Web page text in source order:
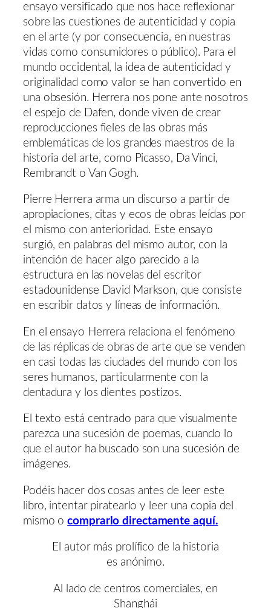
ensayo versificado que nos hace reflexionar
sobre las cuestiones de autenticidad y copia
en el arte (y por consecuencia, en nuestras
vidas como consumidores o público). Para el
mundo occidental, la idea de autenticidad y
originalidad como valor se han convertido en
una obsesión. Herrera nos pone ante nosotros
el espejo de Dafen, donde viven de crear
reproducciones fieles de las obras más
emblemáticas de los grandes maestros de la
historia del arte, como Picasso, Da Vinci,
Rembrandt o Van Gogh.
Pierre Herrera arma un discurso a partir de
apropiaciones, citas y ecos de obras leídas por
el mismo con anterioridad. Este ensayo
surgió, en palabras del mismo autor, con la
intención de hacer algo parecido a la
estructura en las novelas del escritor
estadounidense David Markson, que consiste
en escribir datos y líneas de información.
En el ensayo Herrera relaciona el fenómeno
de las réplicas de obras de arte que se venden
en casi todas las ciudades del mundo con los
seres humanos, particularmente con la
dentadura y los dientes postizos.
El texto está centrado para que visualmente
parezca una sucesión de poemas, cuando lo
que el autor ha buscado son una sucesión de
imágenes.
Podéis hacer dos cosas antes de leer este
libro, intentar piratearlo y leer una copia del
mismo ocomprarlo directamente aquí.
El autor más prolífico de la historia
es anónimo.
Al lado de centros comerciales, en
Shanghái